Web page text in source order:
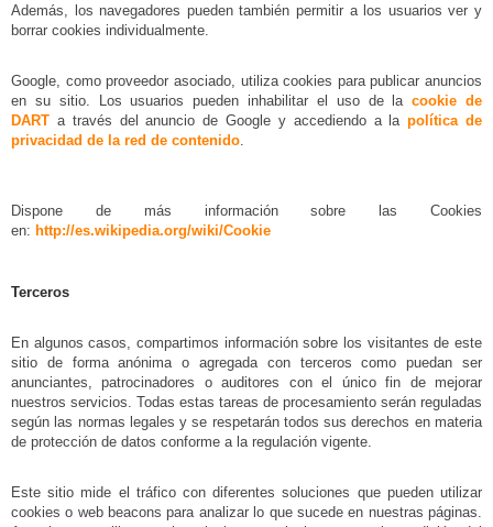
Además, los navegadores pueden también permitir a los usuarios ver y
borrar cookies individualmente.
Google, como proveedor asociado, utiliza cookies para publicar anuncios
en su sitio. Los usuarios pueden inhabilitar el uso de lacookie de
DART a través del anuncio de Google y accediendo a lapolítica de
privacidad de la red de contenido
Dispone de más información sobre las Cookies
en: http://es.wikipedia.org/wiki/Cookie
Terceros
En algunos casos, compartimos información sobre los visitantes de este
sitio de forma anónima o agregada con terceros como puedan ser
anunciantes, patrocinadores o auditores con el único fin de mejorar
nuestros servicios. Todas estas tareas de procesamiento serán reguladas
según las normas legales y se respetarán todos sus derechos en materia
de protección de datos conforme a la regulación vigente.
Este sitio mide el tráfico con diferentes soluciones que pueden utilizar
cookies o web beacons para analizar lo que sucede en nuestras páginas.